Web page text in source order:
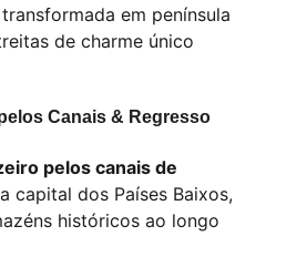
em península
de charme único
Canais & Regresso
pelos canais de
capital dos Países Baixos,
históricos ao longo